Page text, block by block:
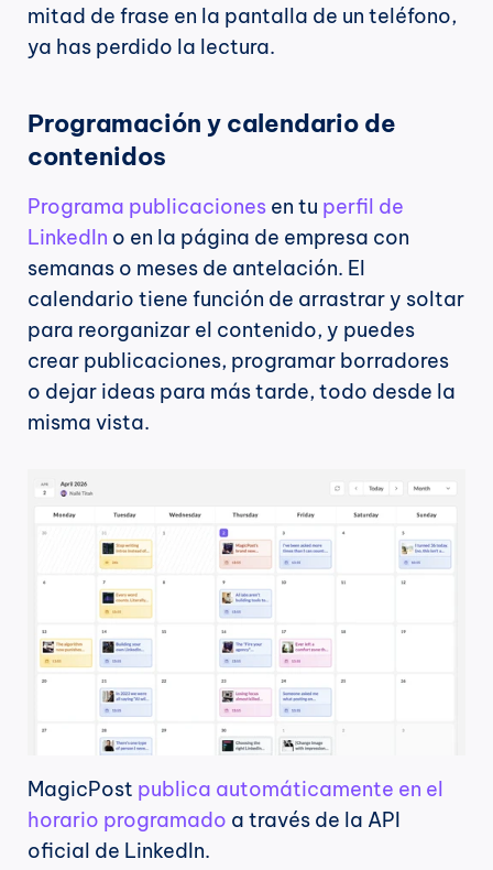
mitad de frase en la pantalla de un teléfono,
ya has perdido la lectura.
Programación y calendario de
contenidos
Programa publicaciones en tu perfil de
LinkedIn o en la página de empresa con
semanas o meses de antelación. El
calendario tiene función de arrastrar y soltar
para reorganizar el contenido, y puedes
crear publicaciones, programar borradores
o dejar ideas para más tarde, todo desde la
misma vista.
MagicPost publica automáticamente en el
horario programado a través de la API
oficial de LinkedIn.